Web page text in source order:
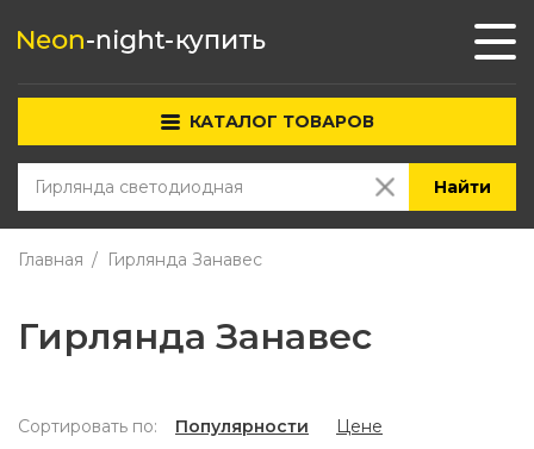
КАТАЛОГ ТОВАРОВ
Найти
Главная Гирлянда Занавес
Гирлянда Занавес
Сортировать по: Популярности Цене